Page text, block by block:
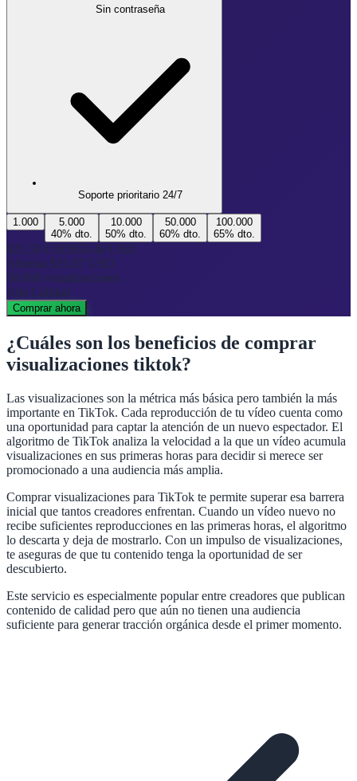
Sin contraseña
Soporte prioritario 24/7
1.000
5.000
40% dto.
10.000
50% dto.
50.000
60% dto.
100.000
65% dto.
$21.59 USD$53.46 USD
Ahorras $31.87 USD
50.000 visualizaciones
Alta Calidad
Comprar ahora
¿Cuáles son los beneficios de comprar
visualizaciones tiktok?
Las visualizaciones son la métrica más básica pero también la más
importante en TikTok. Cada reproducción de tu vídeo cuenta como
una oportunidad para captar la atención de un nuevo espectador. El
algoritmo de TikTok analiza la velocidad a la que un vídeo acumula
visualizaciones en sus primeras horas para decidir si merece ser
promocionado a una audiencia más amplia.
Comprar visualizaciones para TikTok te permite superar esa barrera
inicial que tantos creadores enfrentan. Cuando un vídeo nuevo no
recibe suficientes reproducciones en las primeras horas, el algoritmo
lo descarta y deja de mostrarlo. Con un impulso de visualizaciones,
te aseguras de que tu contenido tenga la oportunidad de ser
descubierto.
Este servicio es especialmente popular entre creadores que publican
contenido de calidad pero que aún no tienen una audiencia
suficiente para generar tracción orgánica desde el primer momento.